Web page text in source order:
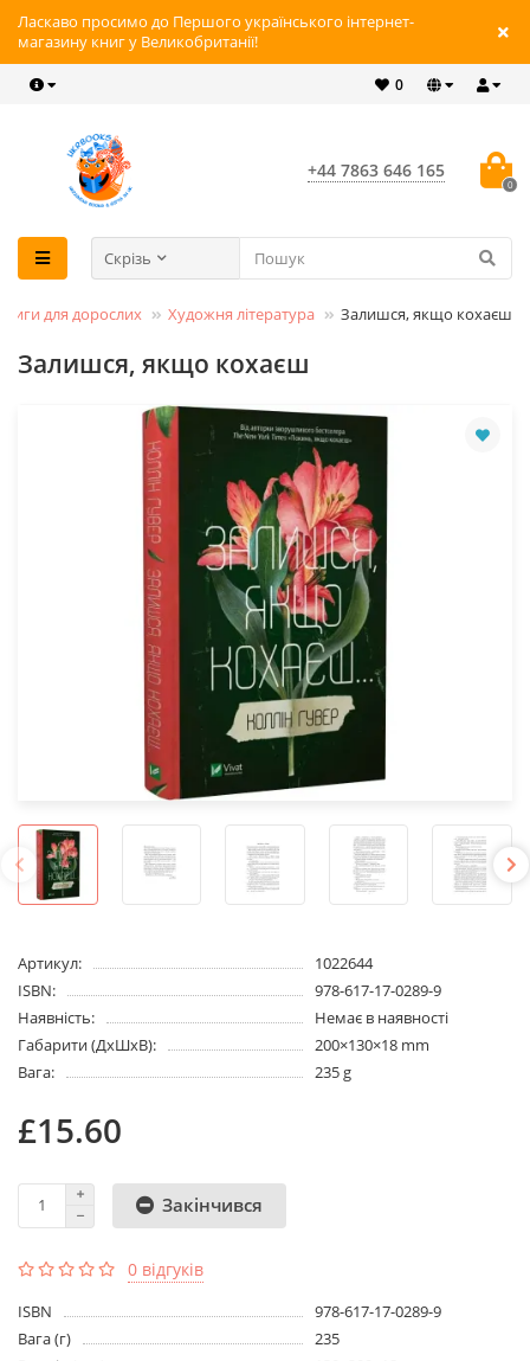
Ласкаво просимо до Першого українського інтернет-
магазину книг у Великобританії!
0
+44 7863 646 165
0
Скрізь
для дорослих Художня література Залишся, якщо кохаєш
Залишся, якщо кохаєш
Артикул:
1022644
ISBN:
978-617-17-0289-9
Наявність:
Немає в наявності
Габарити (ДхШхВ):
200×130×18 mm
Вага:
235 g
£15.60
Закінчився
0 відгуків
ISBN
978-617-17-0289-9
Вага (г)
235